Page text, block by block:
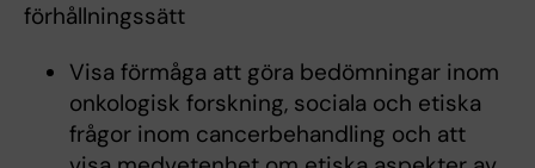
förhållningssätt
Visa förmåga att göra bedömningar inom
onkologisk forskning, sociala och etiska
frågor inom cancerbehandling och att